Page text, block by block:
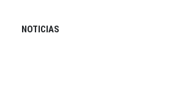
NOTICIAS